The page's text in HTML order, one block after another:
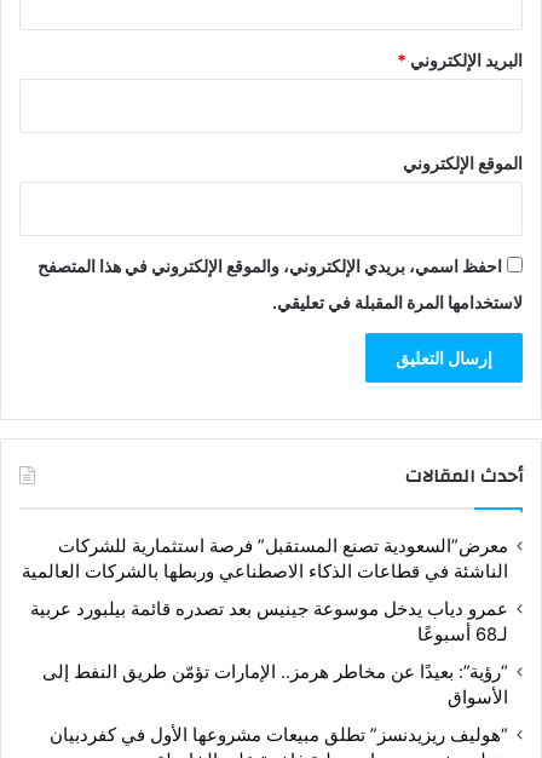
البريد الإلكتروني *
الموقع الإلكتروني
احفظ اسمي، بريدي الإلكتروني، والموقع الإلكتروني في هذا المتصفح
لاستخدامها المرة المقبلة في تعليقي.
أحدث المقالات
معرض”السعودية تصنع المستقبل” فرصة استثمارية للشركات
الناشئة في قطاعات الذكاء الاصطناعي وربطها بالشركات العالمية
عمرو دياب يدخل موسوعة جينيس بعد تصدره قائمة بيلبورد عربية
لـ68 أسبوعًا
“رؤية”: بعيدًا عن مخاطر هرمز.. الإمارات تؤمّن طريق النفط إلى
الأسواق
“هوليف ريزيدنسز” تطلق مبيعات مشروعها الأول في كفردبيان